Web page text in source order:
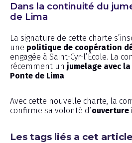
Dans la continuité du
de Lima
La signature de cette charte
une politique de coopération
engagée à Saint-Cyr-l’École. La
récemment un jumelage avec
Ponte de Lima.
Avec cette nouvelle charte, la
confirme sa volonté d’
Les tags liés a cet